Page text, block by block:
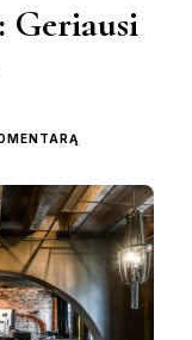
Geriausi
KAUNE:
GERIAUSI
RESTORANAI
IR
KAVINĖS